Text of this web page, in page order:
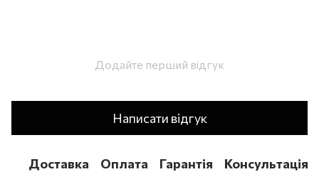
Додайте перший відгук
Написати відгук
Доставка Оплата Гарантія Консультація